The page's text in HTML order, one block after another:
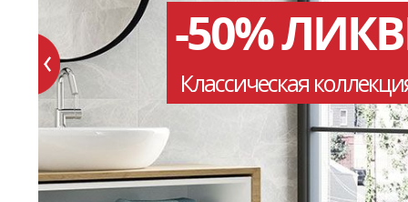
-50%
Классическая